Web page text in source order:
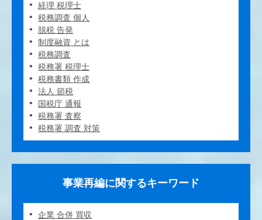
経理 税理士
税務調査 個人
脱税 告発
制度融資 とは
税務調査
税務署 税理士
税務書類 作成
法人 節税
国税庁 通報
税務署 査察
税務署 調査 対策
事業再編に関するキーワード
企業 合併 買収